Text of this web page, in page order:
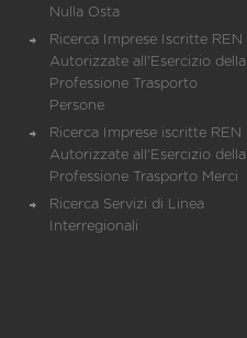
Nulla Osta
Ricerca Imprese Iscritte REN
Autorizzate all'Esercizio della
Professione Trasporto
Persone
Ricerca Imprese iscritte REN
Autorizzate all'Esercizio della
Professione Trasporto Merci
Ricerca Servizi di Linea
Interregionali